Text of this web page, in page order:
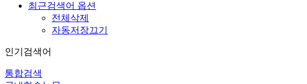
최근검색어 옵션
전체삭제
자동저장끄기
인기검색어
통합검색